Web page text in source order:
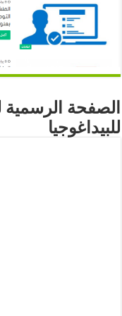
الصفحة الرسمية
للبيداغوجيا